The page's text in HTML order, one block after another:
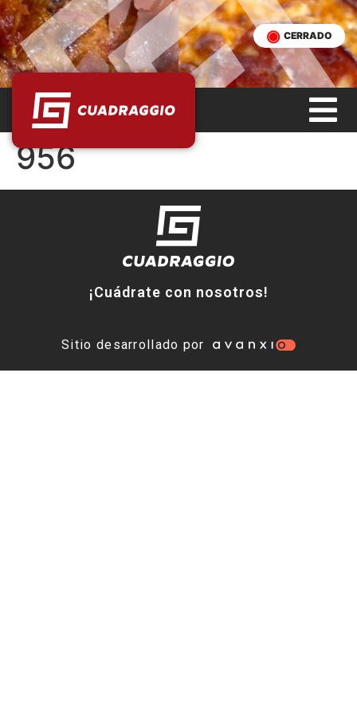
CERRADO
956
¡Cuádrate con nosotros!
Sitio desarrollado por